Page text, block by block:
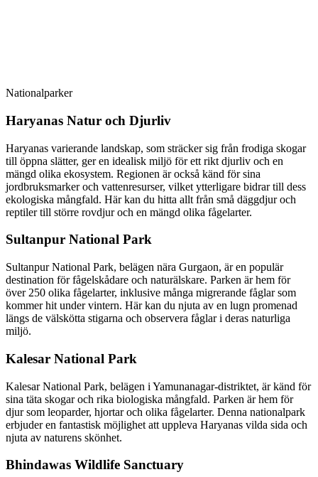
Nationalparker
Haryanas Natur och Djurliv
Haryanas varierande landskap, som sträcker sig från frodiga skogar
till öppna slätter, ger en idealisk miljö för ett rikt djurliv och en
mängd olika ekosystem. Regionen är också känd för sina
jordbruksmarker och vattenresurser, vilket ytterligare bidrar till dess
ekologiska mångfald. Här kan du hitta allt från små däggdjur och
reptiler till större rovdjur och en mängd olika fågelarter.
Sultanpur National Park
Sultanpur National Park, belägen nära Gurgaon, är en populär
destination för fågelskådare och naturälskare. Parken är hem för
över 250 olika fågelarter, inklusive många migrerande fåglar som
kommer hit under vintern. Här kan du njuta av en lugn promenad
längs de välskötta stigarna och observera fåglar i deras naturliga
miljö.
Kalesar National Park
Kalesar National Park, belägen i Yamunanagar-distriktet, är känd för
sina täta skogar och rika biologiska mångfald. Parken är hem för
djur som leoparder, hjortar och olika fågelarter. Denna nationalpark
erbjuder en fantastisk möjlighet att uppleva Haryanas vilda sida och
njuta av naturens skönhet.
Bhindawas Wildlife Sanctuary